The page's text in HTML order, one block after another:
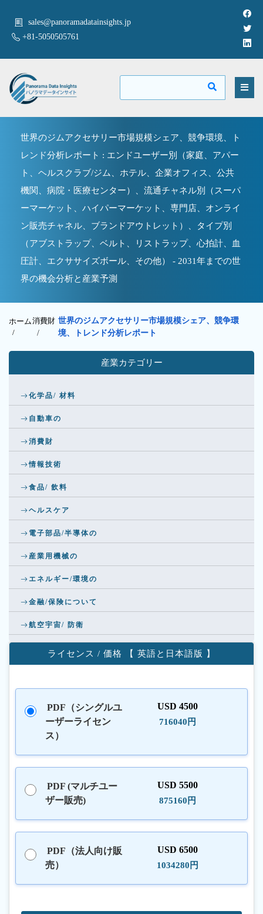
sales@panoramadatainsights.jp
+81-5050505761
世界のジムアクセサリー市場規模シェア、競争環境、ト
レンド分析レポート : エンドユーザー別（家庭、アパー
ト、ヘルスクラブ/ジム、ホテル、企業オフィス、公共
機関、病院・医療センター）、流通チャネル別（スーパ
ーマーケット、ハイパーマーケット、専門店、オンライ
ン販売チャネル、ブランドアウトレット）、タイプ別
（アブストラップ、ベルト、リストラップ、心拍計、血
圧計、エクササイズボール、その他） - 2031年までの世
界の機会分析と産業予測
ホーム
/
消費財
/
世界のジムアクセサリー市場規模シェア、競争環
境、トレンド分析レポート
産業カテゴリー
化学品/ 材料
自動車の
消費財
情報技術
食品/ 飲料
ヘルスケア
電子部品/半導体の
産業用機械の
エネルギー/環境の
金融/保険について
航空宇宙/ 防衛
ライセンス / 価格 【 英語と日本語版 】
PDF（シングルユ
ーザーライセン
ス）
USD 4500
716040円
PDF (マルチユー
ザー販売)
USD 5500
875160円
PDF（法人向け販
売）
USD 6500
1034280円